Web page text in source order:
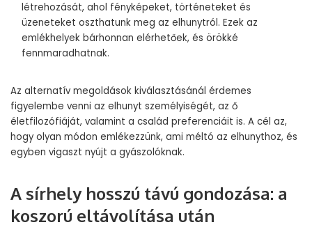
létrehozását, ahol fényképeket, történeteket és
üzeneteket oszthatunk meg az elhunytról. Ezek az
emlékhelyek bárhonnan elérhetőek, és örökké
fennmaradhatnak.
Az alternatív megoldások kiválasztásánál érdemes
figyelembe venni az elhunyt személyiségét, az ő
életfilozófiáját, valamint a család preferenciáit is. A cél az,
hogy olyan módon emlékezzünk, ami méltó az elhunythoz, és
egyben vigaszt nyújt a gyászolóknak.
A sírhely hosszú távú gondozása: a
koszorú eltávolítása után